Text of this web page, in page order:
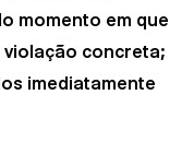
momento em que
concreta;
imediatamente